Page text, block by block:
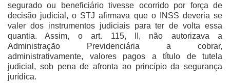
segurado ou beneficiário tivesse ocorrido por força de
decisão judicial, o STJ afirmava que o INSS deveria se
valer dos instrumentos judiciais para ter de volta essa
quantia. Assim, o art. 115, II, não autorizava a
Administração Previdenciária a cobrar,
administrativamente, valores pagos a título de tutela
judicial, sob pena de afronta ao princípio da segurança
jurídica.